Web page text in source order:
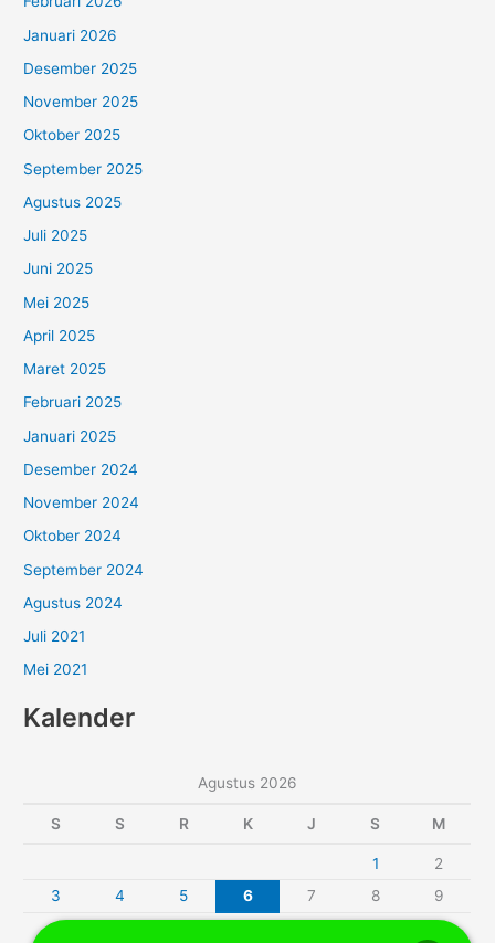
Januari 2026
Desember 2025
November 2025
Oktober 2025
September 2025
Agustus 2025
Juli 2025
Juni 2025
Mei 2025
April 2025
Maret 2025
Februari 2025
Januari 2025
Desember 2024
November 2024
Oktober 2024
September 2024
Agustus 2024
Juli 2021
Mei 2021
Kalender
Agustus 2026
S S R K J S M
1
2
3
4 5 6 7 8
9
10